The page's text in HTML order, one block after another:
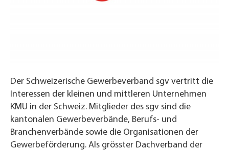
Der Schweizerische Gewerbeverband sgv vertritt die
Interessen der kleinen und mittleren Unternehmen
KMU in der Schweiz. Mitglieder des sgv sind die
kantonalen Gewerbeverbände, Berufs- und
Branchenverbände sowie die Organisationen der
Gewerbeförderung. Als grösster Dachverband der